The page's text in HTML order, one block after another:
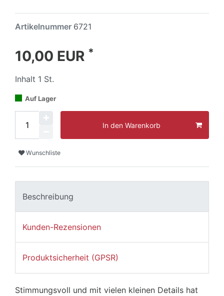
Artikelnummer 6721
10,00 EUR *
Inhalt 1 St.
Auf Lager
In den Warenkorb
Wunschliste
Beschreibung
Kunden-Rezensionen
Produktsicherheit (GPSR)
Stimmungsvoll und mit vielen kleinen Details hat